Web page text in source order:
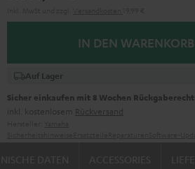
IN DEN WARENKORB
Auf Lager
Sicher einkaufen mit 8 Wochen Rückgaberecht
inkl. kostenlosem Rückversand